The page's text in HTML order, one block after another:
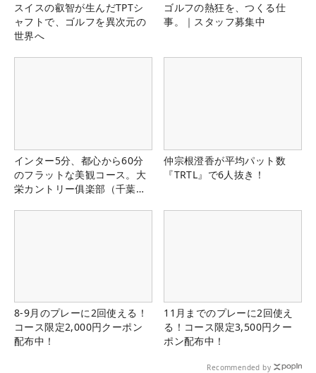
スイスの叡智が生んだTPTシ
ャフトで、ゴルフを異次元の
世界へ
ゴルフの熱狂を、つくる仕
事。｜スタッフ募集中
インター5分、都心から60分
のフラットな美観コース。大
栄カントリー俱楽部（千葉
仲宗根澄香が平均パット数
『TRTL』で6人抜き！
8-9月のプレーに2回使える！
コース限定2,000円クーポン
配布中！
11月までのプレーに2回使え
る！コース限定3,500円クー
ポン配布中！
Recommended by